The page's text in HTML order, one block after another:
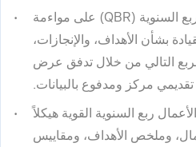
تعمل مراجعة الأعمال ربع السنوية (QBR) على مواءمة
بشأن الأهداف، والإنجازات،
التالي من خلال تدفق عرض
تقديمي مركز ومدفوع بالبيانات.
ربع السنوية القوية هيكلاً
وملخص الأهداف، ومقاييس